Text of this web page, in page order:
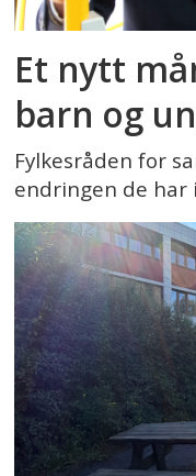
Et nytt
barn og
Fylkesråden for
endringen de har